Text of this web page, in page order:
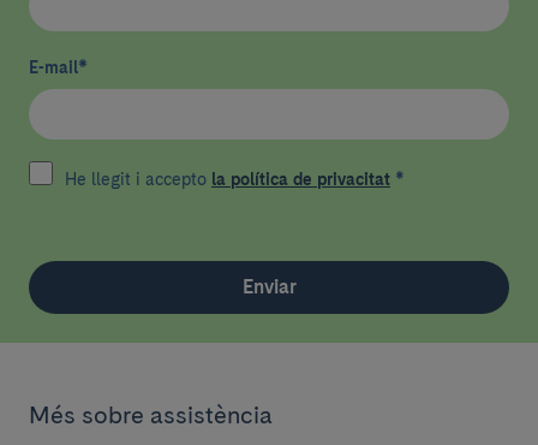
E-mail*
He llegit i accepto la política de privacitat *
Enviar
Més sobre assistència